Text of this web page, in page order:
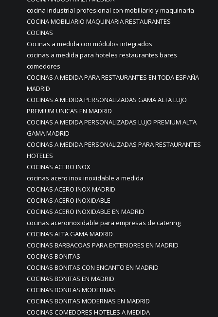
cocina industrial profesional con mobiliario y maquinaria
COCINA MOBILIARIO MAQUINARIA RESTAURANTES
COCINAS
Cocinas a medida con módulos integrados
cocinas a medida para hoteles restaurantes bares
comedores
COCINAS A MEDIDA PARA RESTAURANTES EN TODA ESPAÑA
MADRID
COCINAS A MEDIDA PERSONALIZADAS GAMA ALTA LUJO
PREMIUM UNICAS EN MADRID
COCINAS A MEDIDA PERSONALIZADAS LUJO PREMIUM ALTA
GAMA MADRID
COCINAS A MEDIDA PERSONALIZADAS PARA RESTAURANTES
HOTELES
COCINAS ACERO INOX
cocinas acero inox inoxidable a medida
COCINAS ACERO INOX MADRID
COCINAS ACERO INOXIDABLE
COCINAS ACERO INOXIDABLE EN MADRID
cocinas aceroinoxidable para empresas de catering
COCINAS ALTA GAMA MADRID
COCINAS BARBACOAS PARA EXTERIORES EN MADRID
COCINAS BONITAS
COCINAS BONITAS CON ENCANTO EN MADRID
COCINAS BONITAS EN MADRID
COCINAS BONITAS MODERNAS
COCINAS BONITAS MODERNAS EN MADRID
COCINAS COMEDORES HOTELES A MEDIDA